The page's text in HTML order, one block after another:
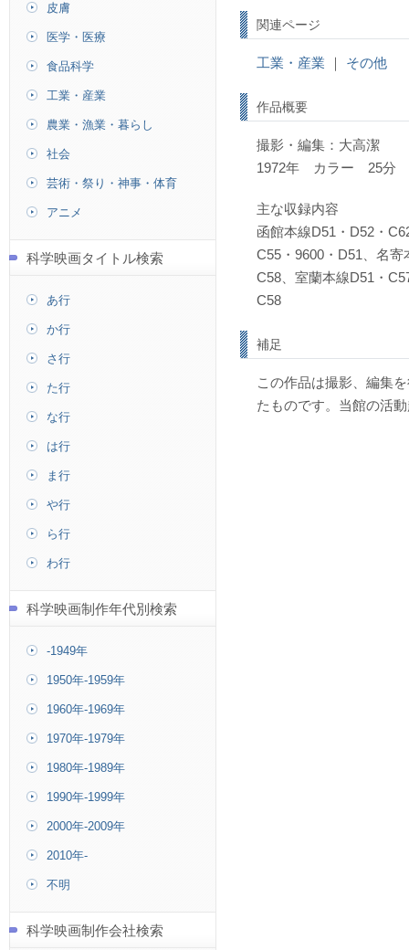
関連ページ
工業・産業 その他
作品概要
撮影・編集：大高潔
1972年 カラー 25分
主な収録内容
函館本線D51・D52・
C55・9600・D51、名
C58、室蘭本線D51・
C58
補足
この作品は撮影、編集
たものです。当館の活
皮膚
医学・医療
食品科学
工業・産業
農業・漁業・暮らし
社会
芸術・祭り・神事・体育
アニメ
科学映画タイトル検索
あ行
か行
さ行
た行
な行
は行
ま行
や行
ら行
わ行
科学映画制作年代別検索
-1949年
1950年-1959年
1960年-1969年
1970年-1979年
1980年-1989年
1990年-1999年
2000年-2009年
2010年-
不明
科学映画制作会社検索